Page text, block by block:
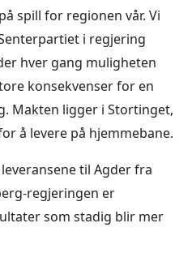
spill for regionen vår. Vi
i regjering
hver gang muligheten
konsekvenser for en
Makten ligger i Stortinget,
å levere på hjemmebane.
til Agder fra
regjeringen er
som stadig blir mer